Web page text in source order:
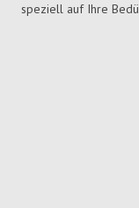
speziell auf Ihre